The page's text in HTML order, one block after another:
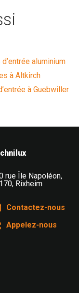
aluminium
à Altkirch
à Guebwiller
portes et stores
rue Île Napoléon,
, Rixheim
Contactez-nous
Appelez-nous